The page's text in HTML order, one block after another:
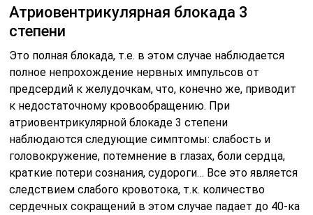
Атриовентрикулярная блокада 3
степени
Это полная блокада, т.е. в этом случае наблюдается
полное непрохождение нервных импульсов от
предсердий к желудочкам, что, конечно же, приводит
к недостаточному кровообращению. При
атриовентрикулярной блокаде 3 степени
наблюдаются следующие симптомы: слабость и
головокружение, потемнение в глазах, боли сердца,
краткие потери сознания, судороги… Все это является
следствием слабого кровотока, т.к. количество
сердечных сокращений в этом случае падает до 40-ка